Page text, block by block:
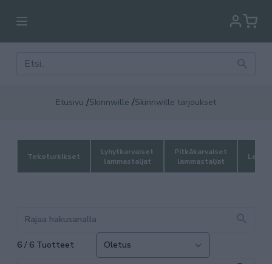
Etusivu /Skinnwille /Skinnwille tarjoukset
Tekoturkikset
Lyhytkarvaiset
lammastaljat
Pitkäkarvaiset
lammastaljat
6 / 6 Tuotteet